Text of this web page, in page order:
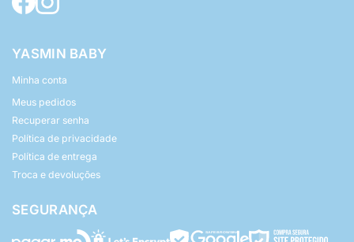
YASMIN BABY
Minha conta
Meus pedidos
Recuperar senha
Política de privacidade
Política de entrega
Troca e devoluções
SEGURANÇA